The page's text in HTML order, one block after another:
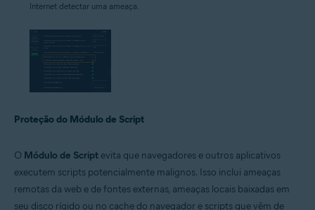
Internet detectar uma ameaça.
Proteção do Módulo de Script
O Módulo de Script evita que navegadores e outros aplicativos
executem scripts potencialmente malignos. Isso inclui ameaças
remotas da web e de fontes externas, ameaças locais baixadas em
seu disco rígido ou no cache do navegador e scripts que vêm de